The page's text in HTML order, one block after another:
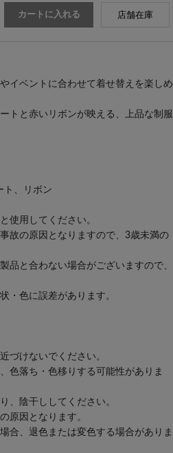
カートに入れる 店舗在庫
イベントに合わせて着せ替えを楽しめ
トと赤いリボンが映える、上品な制服
ト、リボン
使用してください。
故の原因となりますので、3歳未満の
品と合わない場合がございますので、
・色に誤差があります。
づけないでください。
色落ち・色移りする可能性がありま
、陰干ししてください。
原因となります。
合、退色または変色する場合がありま